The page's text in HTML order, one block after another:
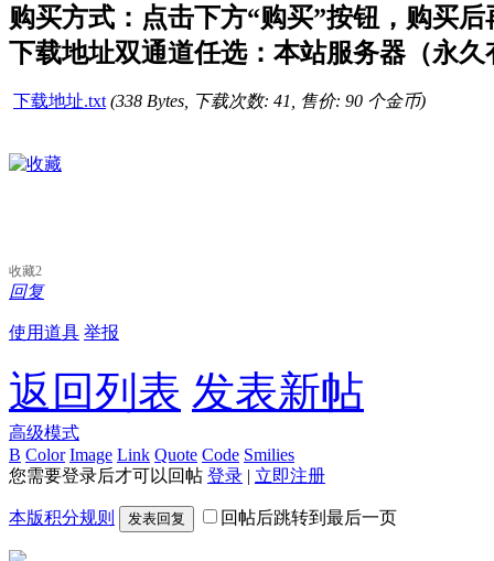
购买方式：点击下方“购买”按钮，购买
下载地址双通道任选：本站服务器（永
下载地址.txt (338 Bytes, 下载次数: 41, 售价: 90 个金币)
收藏2
回复
使用道具 举报
返回列表 发表新帖
高级模式
B Color Image Link Quote Code Smilies
您需要登录后才可以回帖 登录 | 立即注册
本版积分规则 发表回复 回帖后跳转到最后一页